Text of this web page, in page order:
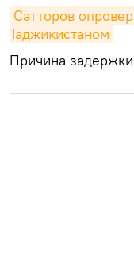
Сатторов
Таджикистаном
Причина